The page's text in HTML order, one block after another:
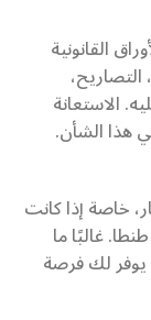
القانونية
الاستعانة
هذا الشأن.
خاصة إذا كانت
غالبًا ما
يوفر لك فرصة